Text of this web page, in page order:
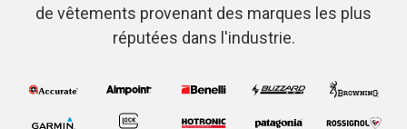
de vêtements provenant des marques les plus
réputées dans l'industrie.